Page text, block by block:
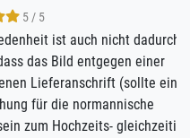
nicht dadurch
einer
(sollte eine
gleichzeitig